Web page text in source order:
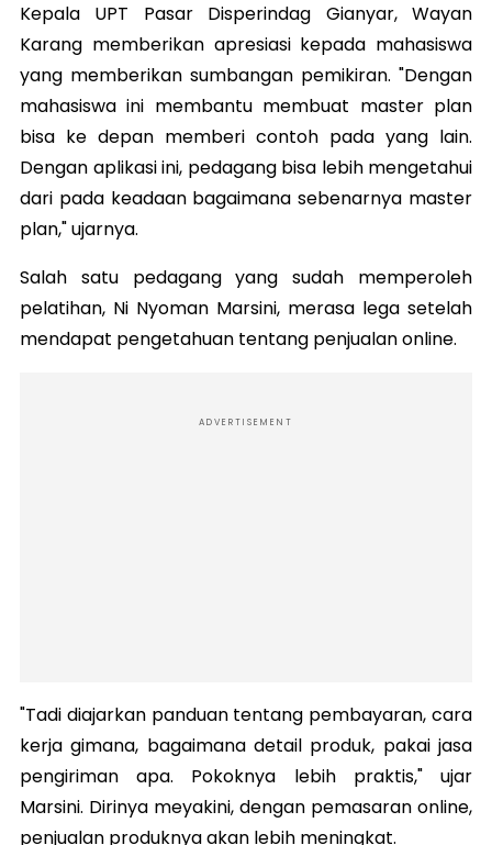
Kepala UPT Pasar Disperindag Gianyar, Wayan
Karang memberikan apresiasi kepada mahasiswa
yang memberikan sumbangan pemikiran. "Dengan
mahasiswa ini membantu membuat master plan
bisa ke depan memberi contoh pada yang lain.
Dengan aplikasi ini, pedagang bisa lebih mengetahui
dari pada keadaan bagaimana sebenarnya master
plan," ujarnya.
Salah satu pedagang yang sudah memperoleh
pelatihan, Ni Nyoman Marsini, merasa lega setelah
mendapat pengetahuan tentang penjualan online.
ADVERTISEMENT
"Tadi diajarkan panduan tentang pembayaran, cara
kerja gimana, bagaimana detail produk, pakai jasa
pengiriman apa. Pokoknya lebih praktis," ujar
Marsini. Dirinya meyakini, dengan pemasaran online,
penjualan produknya akan lebih meningkat.